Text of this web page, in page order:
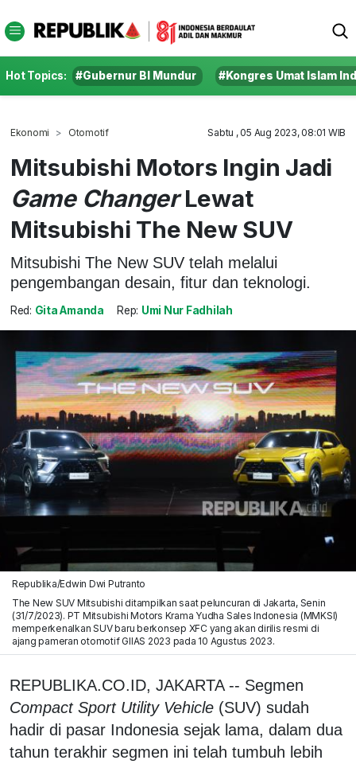
Hot Topics: #Gubernur BI Mundur #Kongres Umat Islam
Ekonomi Otomotif Sabtu , 05 Aug 2023, 08:01 WIB
Mitsubishi Motors Ingin Jadi
Game ChangerLewat
Mitsubishi The New SUV
Mitsubishi The New SUV telah melalui
pengembangan desain, fitur dan teknologi.
Red: Gita Amanda Rep: Umi Nur Fadhilah
Republika/Edwin Dwi Putranto
The New SUV Mitsubishi ditampilkan saat peluncuran di Jakarta, Senin
(31/7/2023). PT Mitsubishi Motors Krama Yudha Sales Indonesia (MMKSI)
memperkenalkan SUV baru berkonsep XFC yang akan dirilis resmi di
ajang pameran otomotif GIIAS 2023 pada 10 Agustus 2023.
REPUBLIKA.CO.ID, JAKARTA -- Segmen
Compact Sport Utility Vehicle (SUV) sudah
hadir di pasar Indonesia sejak lama, dalam dua
tahun terakhir segmen ini telah tumbuh lebih